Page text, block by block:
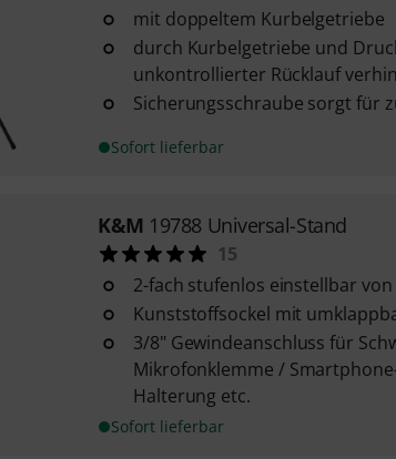
mit doppeltem Kurbelgetriebe
durch Kurbelgetriebe und
unkontrollierter Rücklauf
Sicherungsschraube sorgt für
Sofort lieferbar
K&M 19788 Universal-Stand
15
2-fach stufenlos einstellbar von
Kunststoffsockel mit
3/8" Gewindeanschluss für
Mikrofonklemme /
Halterung etc.
Sofort lieferbar